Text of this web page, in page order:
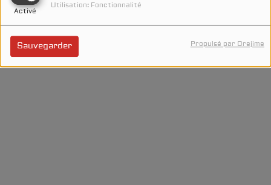
Activé
Utilisation: Fonctionnalité
Sauvegarder Propulsé par Orejime